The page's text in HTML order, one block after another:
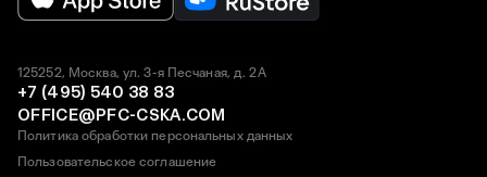
125252, Москва, ул. 3-я Песчаная, д. 2А
+7 (495) 540 38 83
OFFICE@PFC-CSKA.COM
Политика обработки персональных данных
Пользовательское соглашение